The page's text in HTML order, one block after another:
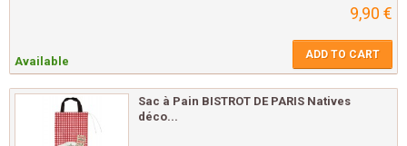
9,90 €
Available ADD TO CART
Sac à Pain BISTROT DE PARIS Natives
déco...